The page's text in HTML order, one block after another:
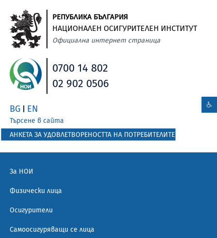
РЕПУБЛИКА БЪЛГАРИЯ
НАЦИОНАЛЕН ОСИГУРИТЕЛЕН ИНСТИТУТ
Официална интернет страница
0700 14 802
02 902 0506
BG EN
Търсене в сайта
АНКЕТА ЗА УДОВЛЕТВОРЕНОСТТА НА ПОТРЕБИТЕЛИТЕ
За НОИ
Физически лица
Осигурители
Самоосигуряващи се лица